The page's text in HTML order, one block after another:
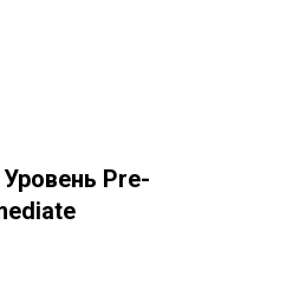
Pre-